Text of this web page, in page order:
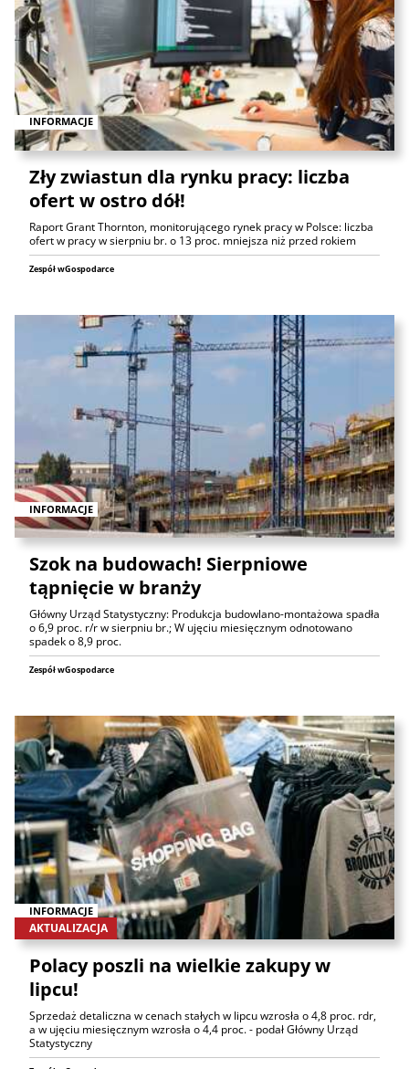
INFORMACJE
Zły zwiastun dla rynku pracy: liczba
ofert w ostro dół!
Raport Grant Thornton, monitorującego rynek pracy w Polsce: liczba
ofert w pracy w sierpniu br. o 13 proc. mniejsza niż przed rokiem
Zespół wGospodarce
INFORMACJE
Szok na budowach! Sierpniowe
tąpnięcie w branży
Główny Urząd Statystyczny: Produkcja budowlano-montażowa spadła
o 6,9 proc. r/r w sierpniu br.; W ujęciu miesięcznym odnotowano
spadek o 8,9 proc.
Zespół wGospodarce
INFORMACJE
AKTUALIZACJA
Polacy poszli na wielkie zakupy w
lipcu!
Sprzedaż detaliczna w cenach stałych w lipcu wzrosła o 4,8 proc. rdr,
a w ujęciu miesięcznym wzrosła o 4,4 proc. - podał Główny Urząd
Statystyczny